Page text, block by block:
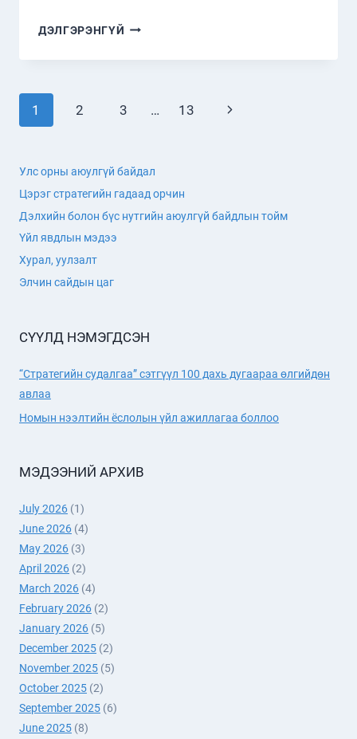
ДЭЛГЭРЭНГҮЙ “ЗӨВЛӨЛТИЙН
МОНГОЛД”
ЗОХИОН
Page
1 2 3 … 13
Next
Улс орны аюулгүй байдал
Цэрэг стратегийн гадаад орчин
Дэлхийн болон бүс нутгийн аюулгүй байдлын тойм
Үйл явдлын мэдээ
Хурал, уулзалт
Элчин сайдын цаг
СҮҮЛД НЭМЭГДСЭН
“Стратегийн судалгаа” сэтгүүл 100 дахь дугаараа өлгийдөн
авлаа
Номын нээлтийн ёслолын үйл ажиллагаа боллоо
МЭДЭЭНИЙ АРХИВ
July 2026 (1)
June 2026 (4)
May 2026 (3)
April 2026 (2)
March 2026 (4)
February 2026 (2)
January 2026 (5)
December 2025 (2)
November 2025 (5)
October 2025 (2)
September 2025 (6)
June 2025 (8)